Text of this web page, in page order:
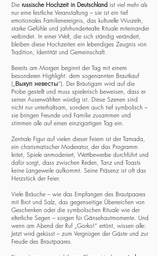
Die russische Hochzeit in Deutschland ist viel mehr als
nur eine festliche Veranstaltung – sie ist ein tief
emotionales Familienereignis, das kulturelle Wurzeln,
starke Gefühle und jahrhundertealte Rituale miteinander
verbindet. In einer Welt, die sich ständig verändert,
bleiben diese Hochzeiten ein lebendiges Zeugnis von
Tradition, Identität und Gemeinschaft.
Bereits am Morgen beginnt der Tag mit einem
besonderen Highlight: dem sogenannten Brautkauf
(„Выкуп невесты“). Der Bräutigam wird auf die
Probe gestellt und muss spielerisch beweisen, dass er
seiner Auserwählten würdig ist. Diese Szenen sind
nicht nur unterhaltsam, sondern auch tief symbolisch –
sie bringen Freunde und Familie zusammen und
stimmen alle auf einen einzigartigen Tag ein.
Zentrale Figur auf vielen dieser Feiern ist der Tamada,
ein charismatischer Moderator, der das Programm
leitet, Spiele anmoderiert, Wettbewerbe durchführt und
dafür sorgt, dass zwischen Reden, Tanz und Toasts
keine Langeweile aufkommt. Seine Präsenz ist oft das
Herzstück der Feier.
Viele Bräuche – wie das Empfangen des Brautpaares
mit Brot und Salz, das gegenseitige Überreichen von
Geschenken oder die symbolischen Rituale wie der
elterliche Segen – sorgen für Gänsehautmomente. Und
wenn am Abend der Ruf „Gorko!“ ertönt, wissen alle:
Jetzt wird geküsst – zum Vergnügen der Gäste und zur
Freude des Brautpaares.